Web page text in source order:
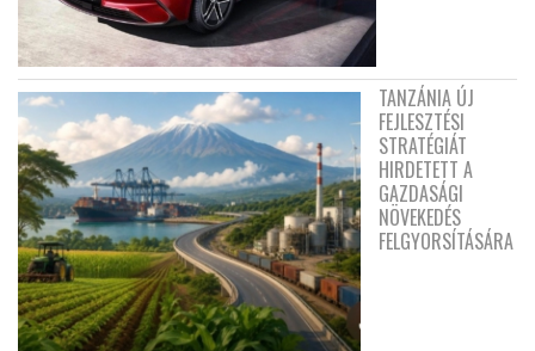
TANZÁNIA ÚJ
FEJLESZTÉSI
STRATÉGIÁT
HIRDETETT A
GAZDASÁGI
NÖVEKEDÉS
FELGYORSÍTÁSÁRA